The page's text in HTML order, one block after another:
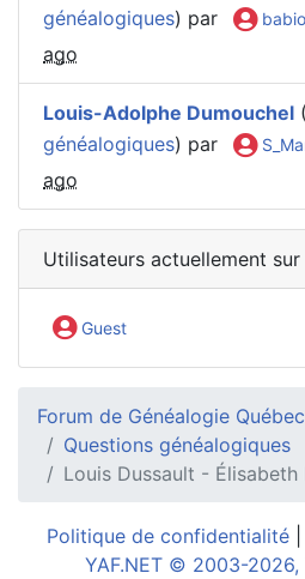
généalogiques) par
ago
Louis-Adolphe Dumouchel (
généalogiques) par
ago
Utilisateurs actuellement
Guest
Forum de Généalogie Québec
Questions généalogiques
Louis Dussault - Élisabeth
Politique de confidentialité
YAF.NET © 2003-2026,